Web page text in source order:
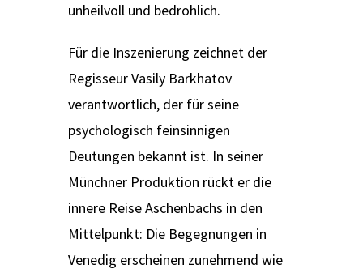
unheilvoll und bedrohlich.
Für die Inszenierung zeichnet der
Regisseur Vasily Barkhatov
verantwortlich, der für seine
psychologisch feinsinnigen
Deutungen bekannt ist. In seiner
Münchner Produktion rückt er die
innere Reise Aschenbachs in den
Mittelpunkt: Die Begegnungen in
Venedig erscheinen zunehmend wie